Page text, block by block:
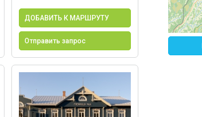
ДОБАВИТЬ К МАРШРУТУ
Отправить запрос